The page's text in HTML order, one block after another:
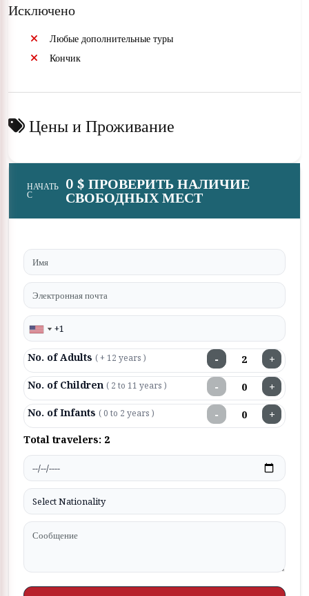
Исключено
Любые дополнительные туры
Кончик
Цены и Проживание
НАЧАТЬ
С
0 $ ПРОВЕРИТЬ НАЛИЧИЕ
СВОБОДНЫХ МЕСТ
No. of Adults ( + 12 years ) − +
No. of Children ( 2 to 11 years ) − +
No. of Infants ( 0 to 2 years ) − +
Total travelers: 2